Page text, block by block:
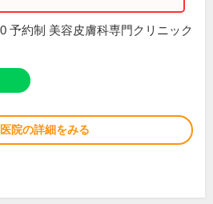
予約制 美容皮膚科専門クリニック
院の詳細をみる